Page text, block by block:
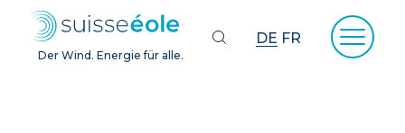
Der Wind. Energie für alle.
DE FR